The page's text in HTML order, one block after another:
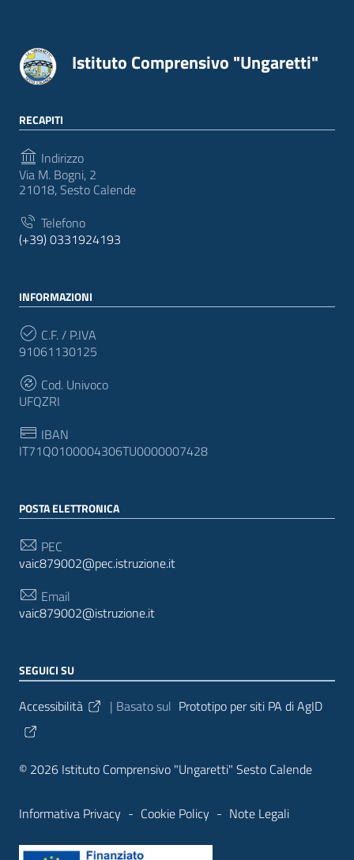
Istituto Comprensivo "Ungaretti"
RECAPITI
Indirizzo
Via M. Bogni, 2
21018, Sesto Calende
Telefono
(+39) 0331924193
INFORMAZIONI
C.F. / P.IVA
91061130125
Cod. Univoco
UFQZRI
IBAN
IT71Q0100004306TU0000007428
POSTA ELETTRONICA
PEC
vaic879002@pec.istruzione.it
Email
vaic879002@istruzione.it
SEGUICI SU
Sezione Link Utili
Accessibilità | Basato sul Prototipo per siti PA di AgID
© 2026 Istituto Comprensivo "Ungaretti" Sesto Calende
Informativa Privacy - Cookie Policy - Note Legali